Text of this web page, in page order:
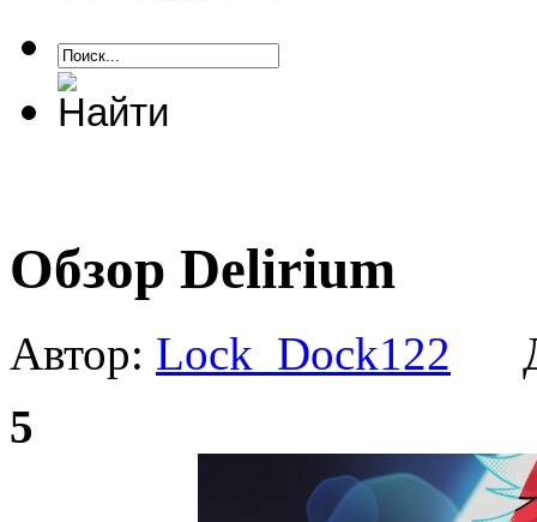
Обзор Delirium
Автор: Lock_Dock122
5